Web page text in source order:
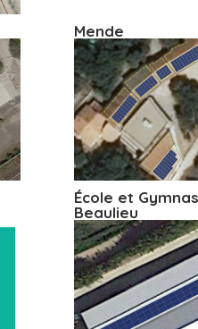
Mende
École et
Beaulieu